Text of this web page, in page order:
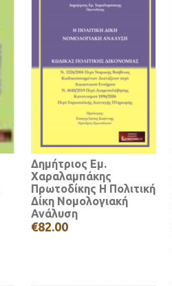
Δημήτριος Εμ.
Χαραλαμπάκης
Πρωτοδίκης Η Πολιτική
Δίκη Νομολογιακή
Ανάλυση
€82.00